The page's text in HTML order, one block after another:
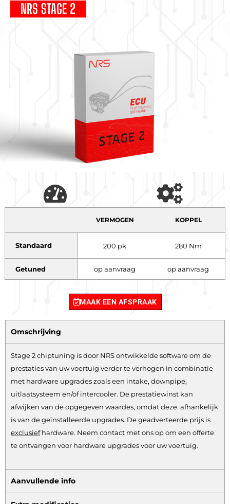
NRS STAGE 2
VERMOGEN KOPPEL
Standaard 200 pk 280 Nm
Getuned op aanvraag op aanvraag
MAAK EEN AFSPRAAK
Omschrijving
Stage 2 chiptuning is door NRS ontwikkelde software om de
prestaties van uw voertuig verder te verhogen in combinatie
met hardware upgrades zoals een intake, downpipe,
uitlaatsysteem en/of intercooler. De prestatiewinst kan
afwijken van de opgegeven waardes, omdat deze afhankelijk
is van de geïnstalleerde upgrades. De geadverteerde prijs is
exclusiefhardware. Neem contact met ons op om een offerte
te ontvangen voor hardware upgrades voor uw voertuig.
Aanvullende info